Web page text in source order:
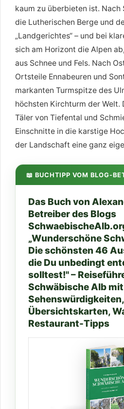
kaum zu überbieten ist. Nach
die Lutherischen Berge und
„Landgerichtes“ – und bei
sich am Horizont die Alpen
aus Schnee und Fels. Nach
Ortsteile Ennabeuren und
markanten Turmspitze des
höchsten Kirchturm der Welt.
Täler von Tiefental und
Einschnitte in die karstige
der Landschaft eine ganz
📖 BUCHTIPP VOM BLOG-
Das Buch von
Betreiber des Blogs
„Wunderschöne
Die schönsten 46
die Du unbedingt
solltest!" –
Schwäbische Alb mit
Sehenswürdigkeiten,
Übersichtskarten,
Restaurant-Tipps